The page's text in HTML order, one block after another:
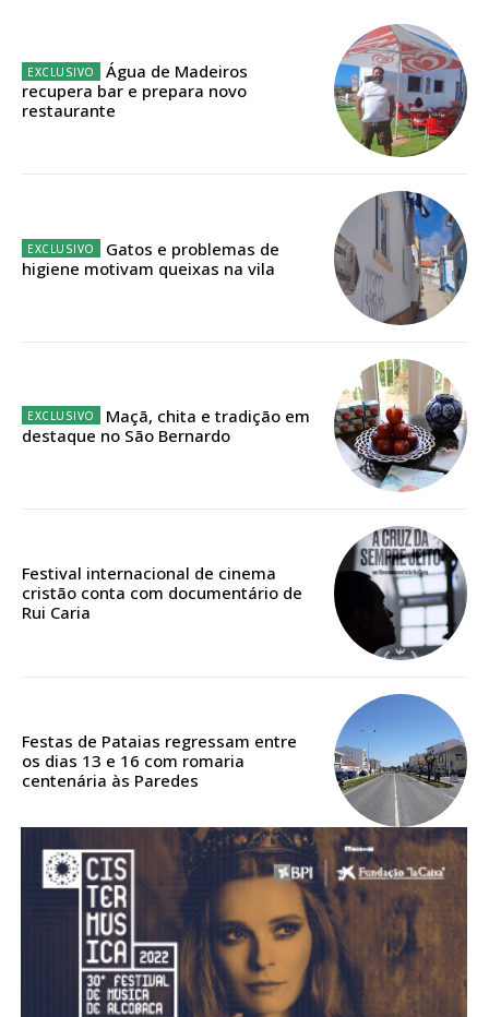
Escolha o plano de assinatura desejado:
32€
Edição em papel entregue à Quinta-feira em sua
casa
Acesso aos conteúdos Exclusivos para
Escolha o plano
DIGITAL ANUAL
16
12 meses
Acesso ao conteúdo online
Acesso aos conteúdos Exclusivos para
assinantes
Água de Madeiros
recupera bar e prepara novo
restaurante
Gatos e problemas de
higiene motivam queixas na vila
Maçã, chita e tradição em
destaque no São Bernardo
Festival internacional de cinema
cristão conta com documentário de
Rui Caria
Festas de Pataias regressam entre
os dias 13 e 16 com romaria
centenária às Paredes